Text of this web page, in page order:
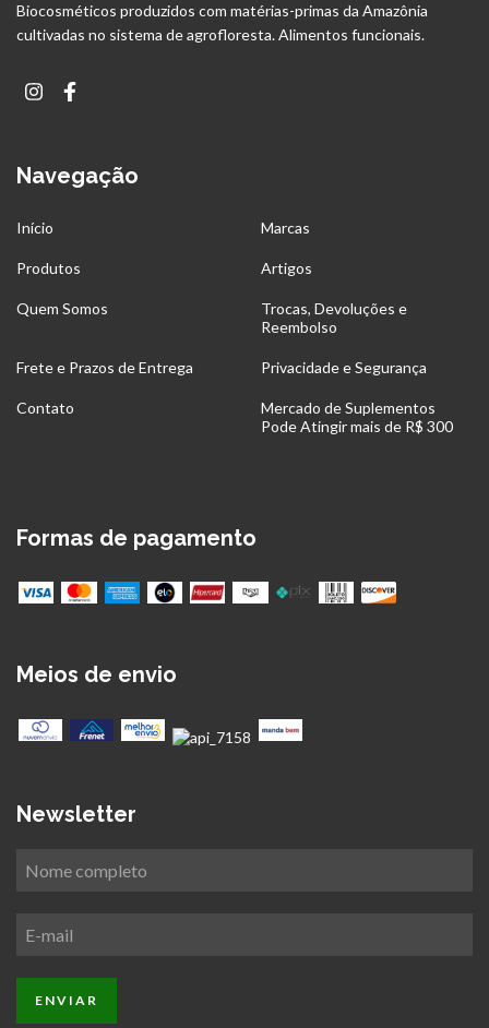
Biocosméticos produzidos com matérias-primas da Amazônia
cultivadas no sistema de agrofloresta. Alimentos funcionais.
Navegação
Início Marcas
Produtos Artigos
Quem Somos
Trocas, Devoluções e
Reembolso
Frete e Prazos de Entrega Privacidade e Segurança
Contato
Mercado de Suplementos
Pode Atingir mais de R$ 300
Formas de pagamento
Meios de envio
Newsletter